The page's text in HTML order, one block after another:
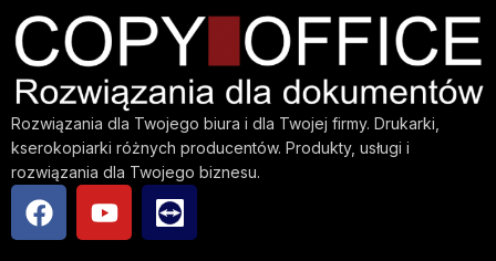
Rozwiązania dla Twojego biura i dla Twojej firmy. Drukarki,
kserokopiarki różnych producentów. Produkty, usługi i
rozwiązania dla Twojego biznesu.